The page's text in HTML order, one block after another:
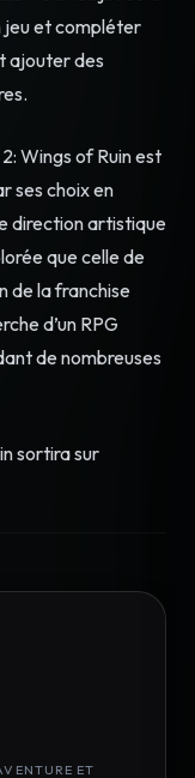
jeu et compléter
ajouter des
Wings of Ruin est
ses choix en
direction artistique
que celle de
de la franchise
d’un RPG
de nombreuses
sortira sur
ET